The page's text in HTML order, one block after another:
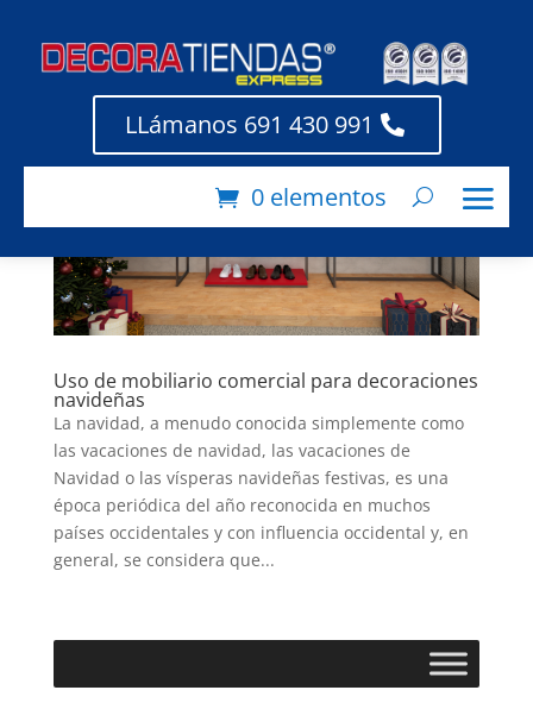
LLámanos 691 430 991
0 elementos
Uso de mobiliario comercial para decoraciones
navideñas
La navidad, a menudo conocida simplemente como
las vacaciones de navidad, las vacaciones de
Navidad o las vísperas navideñas festivas, es una
época periódica del año reconocida en muchos
países occidentales y con influencia occidental y, en
general, se considera que...